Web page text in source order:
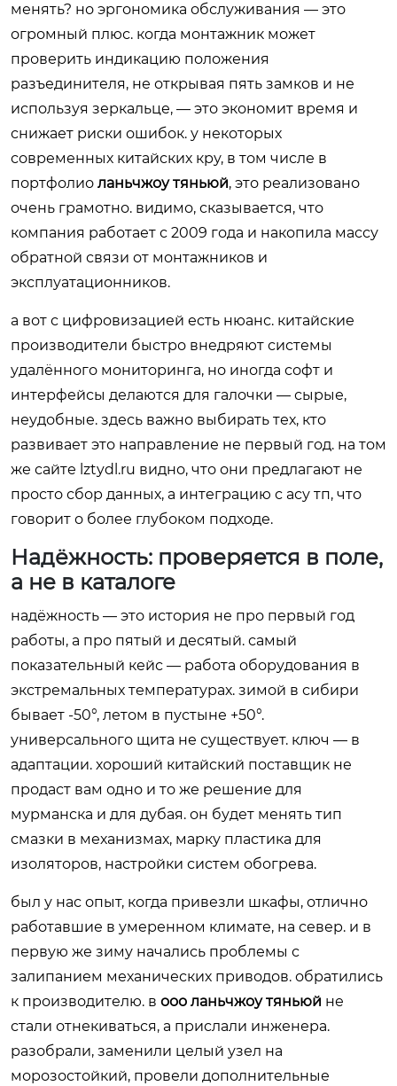
менять? но эргономика обслуживания — это
огромный плюс. когда монтажник может
проверить индикацию положения
разъединителя, не открывая пять замков и не
используя зеркальце, — это экономит время и
снижает риски ошибок. у некоторых
современных китайских кру, в том числе в
портфолио ланьчжоу тяньюй, это реализовано
очень грамотно. видимо, сказывается, что
компания работает с 2009 года и накопила массу
обратной связи от монтажников и
эксплуатационников.
а вот с цифровизацией есть нюанс. китайские
производители быстро внедряют системы
удалённого мониторинга, но иногда софт и
интерфейсы делаются для галочки — сырые,
неудобные. здесь важно выбирать тех, кто
развивает это направление не первый год. на том
же сайте lztydl.ru видно, что они предлагают не
просто сбор данных, а интеграцию с асу тп, что
говорит о более глубоком подходе.
Надёжность: проверяется в поле,
а не в каталоге
надёжность — это история не про первый год
работы, а про пятый и десятый. самый
показательный кейс — работа оборудования в
экстремальных температурах. зимой в сибири
бывает -50°, летом в пустыне +50°.
универсального щита не существует. ключ — в
адаптации. хороший китайский поставщик не
продаст вам одно и то же решение для
мурманска и для дубая. он будет менять тип
смазки в механизмах, марку пластика для
изоляторов, настройки систем обогрева.
был у нас опыт, когда привезли шкафы, отлично
работавшие в умеренном климате, на север. и в
первую же зиму начались проблемы с
залипанием механических приводов. обратились
к производителю. в ооо ланьчжоу тяньюй не
стали отнекиваться, а прислали инженера.
разобрали, заменили целый узел на
морозостойкий, провели дополнительные